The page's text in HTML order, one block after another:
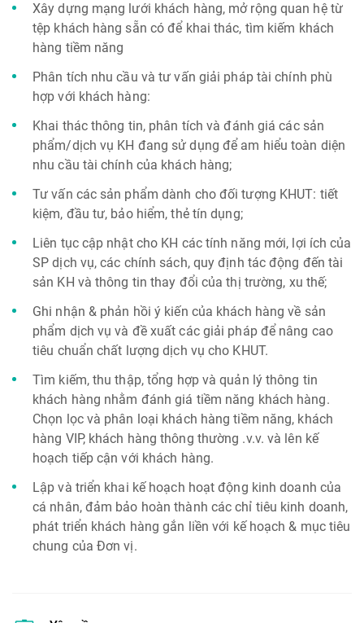
Xây dựng mạng lưới khách hàng, mở rộng quan hệ từ
tệp khách hàng sẵn có để khai thác, tìm kiếm khách
hàng tiềm năng
Phân tích nhu cầu và tư vấn giải pháp tài chính phù
hợp với khách hàng:
Khai thác thông tin, phân tích và đánh giá các sản
phẩm/dịch vụ KH đang sử dụng để am hiểu toàn diện
nhu cầu tài chính của khách hàng;
Tư vấn các sản phẩm dành cho đối tượng KHUT: tiết
kiệm, đầu tư, bảo hiểm, thẻ tín dụng;
Liên tục cập nhật cho KH các tính năng mới, lợi ích của
SP dịch vụ, các chính sách, quy định tác động đến tài
sản KH và thông tin thay đổi của thị trường, xu thế;
Ghi nhận & phản hồi ý kiến của khách hàng về sản
phẩm dịch vụ và đề xuất các giải pháp để nâng cao
tiêu chuẩn chất lượng dịch vụ cho KHUT.
Tìm kiếm, thu thập, tổng hợp và quản lý thông tin
khách hàng nhằm đánh giá tiềm năng khách hàng.
Chọn lọc và phân loại khách hàng tiềm năng, khách
hàng VIP, khách hàng thông thường .v.v. và lên kế
hoạch tiếp cận với khách hàng.
Lập và triển khai kế hoạch hoạt động kinh doanh của
cá nhân, đảm bảo hoàn thành các chỉ tiêu kinh doanh,
phát triển khách hàng gắn liền với kế hoạch & mục tiêu
chung của Đơn vị.